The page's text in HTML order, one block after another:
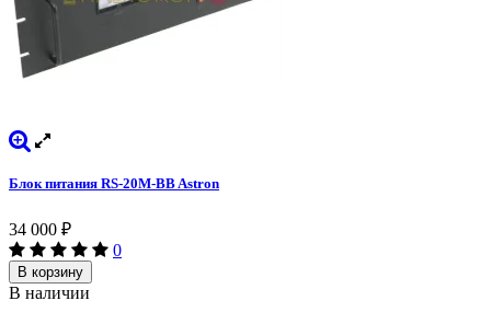
Блок питания RS-20M-BB Astron
34 000 ₽
0
В корзину
В наличии